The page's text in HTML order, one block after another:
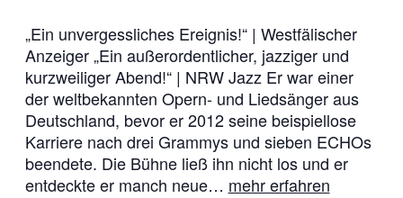
„Ein unvergessliches Ereignis!“ | Westfälischer
Anzeiger „Ein außerordentlicher, jazziger und
kurzweiliger Abend!“ | NRW Jazz Er war einer
der weltbekannten Opern- und Liedsänger aus
Deutschland, bevor er 2012 seine beispiellose
Karriere nach drei Grammys und sieben ECHOs
beendete. Die Bühne ließ ihn nicht los und er
entdeckte er manch neue… mehr erfahren